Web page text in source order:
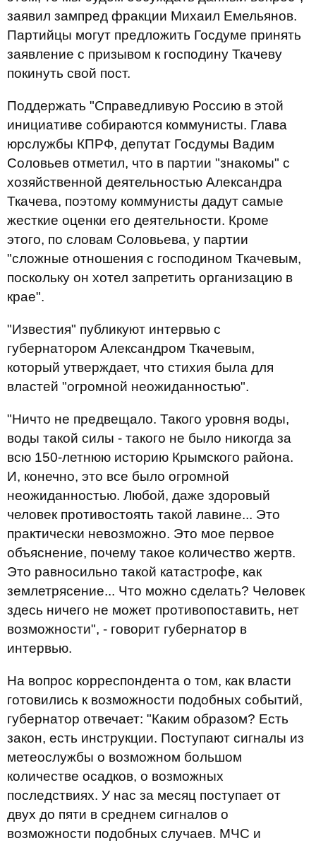
заявил зампред фракции Михаил Емельянов.
Партийцы могут предложить Госдуме принять
заявление с призывом к господину Ткачеву
покинуть свой пост.
Поддержать "Справедливую Россию в этой
инициативе собираются коммунисты. Глава
юрслужбы КПРФ, депутат Госдумы Вадим
Соловьев отметил, что в партии "знакомы" с
хозяйственной деятельностью Александра
Ткачева, поэтому коммунисты дадут самые
жесткие оценки его деятельности. Кроме
этого, по словам Соловьева, у партии
"сложные отношения с господином Ткачевым,
поскольку он хотел запретить организацию в
крае".
"Известия" публикуют интервью с
губернатором Александром Ткачевым,
который утверждает, что стихия была для
властей "огромной неожиданностью".
"Ничто не предвещало. Такого уровня воды,
воды такой силы - такого не было никогда за
всю 150-летнюю историю Крымского района.
И, конечно, это все было огромной
неожиданностью. Любой, даже здоровый
человек противостоять такой лавине... Это
практически невозможно. Это мое первое
объяснение, почему такое количество жертв.
Это равносильно такой катастрофе, как
землетрясение... Что можно сделать? Человек
здесь ничего не может противопоставить, нет
возможности", - говорит губернатор в
интервью.
На вопрос корреспондента о том, как власти
готовились к возможности подобных событий,
губернатор отвечает: "Каким образом? Есть
закон, есть инструкции. Поступают сигналы из
метеослужбы о возможном большом
количестве осадков, о возможных
последствиях. У нас за месяц поступает от
двух до пяти в среднем сигналов о
возможности подобных случаев. МЧС и